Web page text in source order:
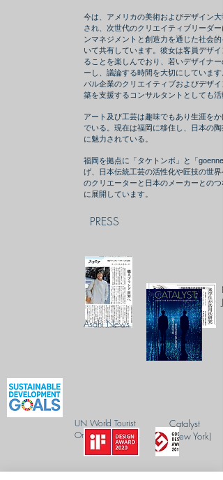
今は、アメリカの美術およびデザイン大
され、次世代のクリエイティブリーダー
ンマネジメントと創造力を通じた社会的
いて共有しています。彼女は客員デザイ
ることを楽しんでおり、若いデザイナー
ーし、議論する時間を大切にしています
バル企業のクリエイティブおよびデザイ
築を支援するコンサルタントとしても活
アート及び工芸は趣味でもあり生涯をか
でいる。現在は福岡に移住し、日本の陶
に魅力されている。
福岡を拠点に「タケトンボ」と「
げ、日本伝統工芸の活性化や匠技の世界
のクリエーターと日本のメーカーとのつ
に展開しています。
PRESS
Asahi News
UN World Tourist
Organization CSR
Catalyst
(New York)